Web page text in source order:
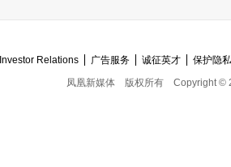
Relations 广告服务 诚征英才
保护隐
凤凰新媒体
版权所有 Copyright ©